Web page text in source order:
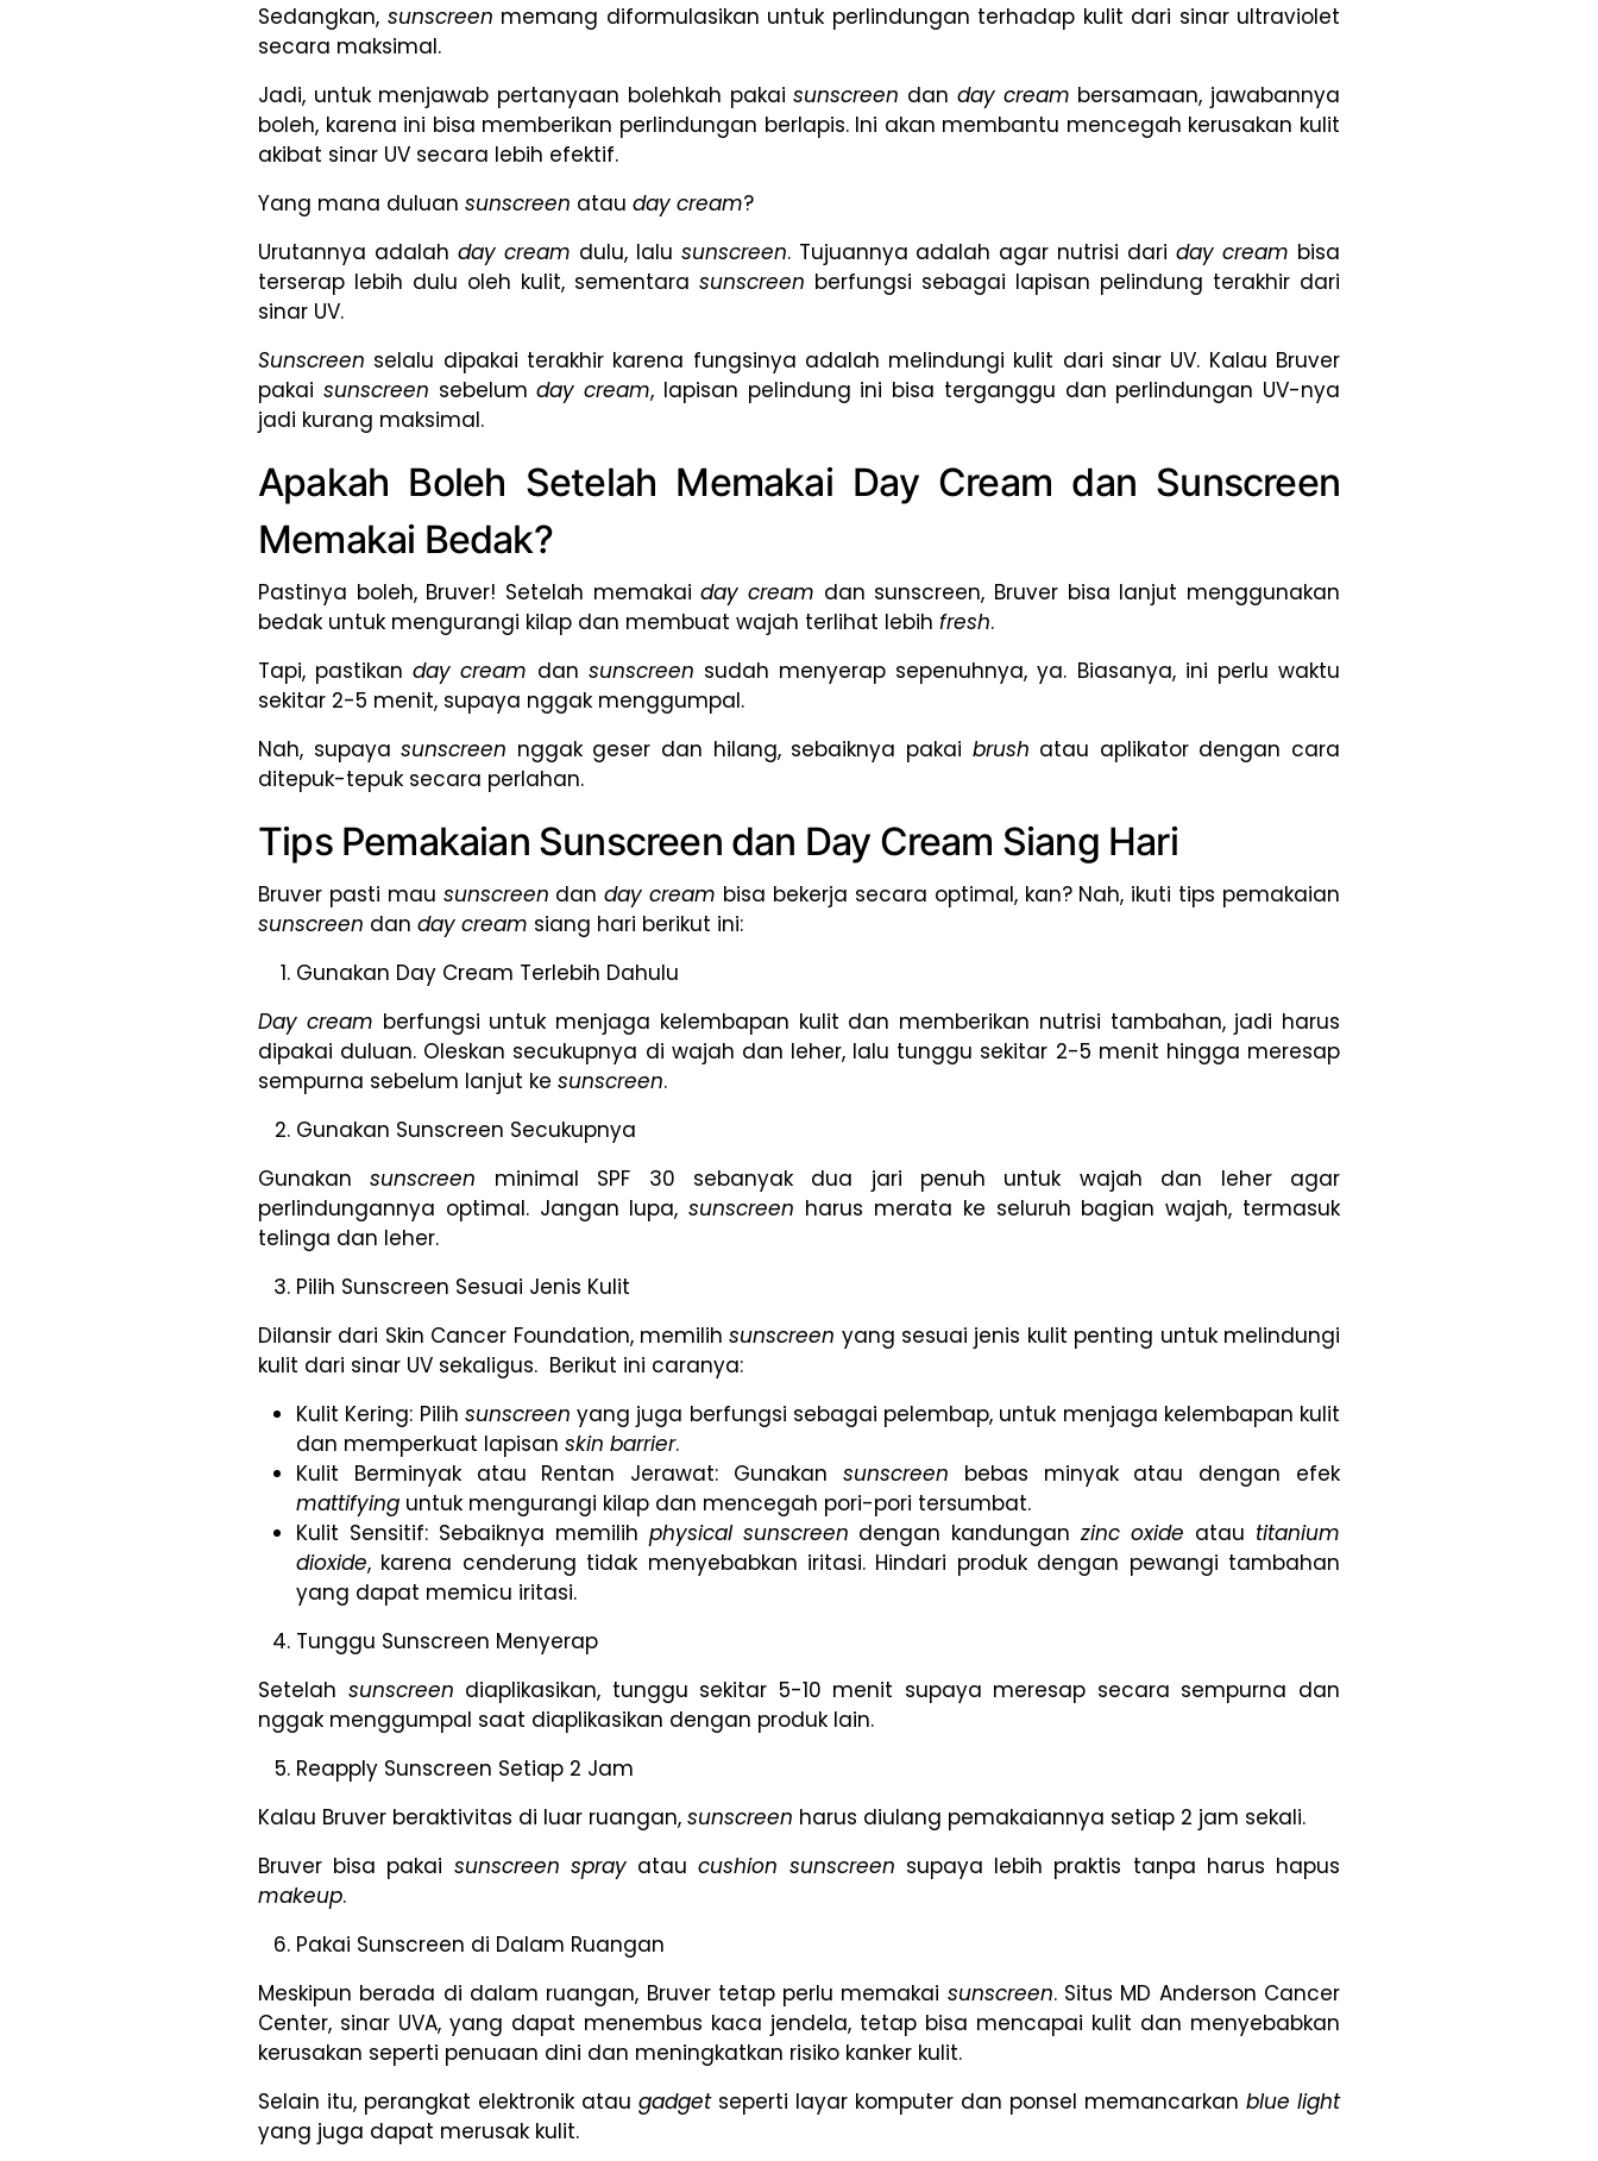
Sedangkan, sunscreen memang diformulasikan untuk perlindungan terhadap kulit dari sinar ultraviolet
secara maksimal.
Jadi, untuk menjawab pertanyaan bolehkah pakaisunscreen dan day cream bersamaan, jawabannya
boleh, karena ini bisa memberikan perlindungan berlapis. Ini akan membantu mencegah kerusakan kulit
akibat sinar UV secara lebih efektif.
Yang mana duluan sunscreen atau day cream?
Urutannya adalah day cream dulu, lalu sunscreen. Tujuannya adalah agar nutrisi dariday cream bisa
terserap lebih dulu oleh kulit, sementara sunscreen berfungsi sebagai lapisan pelindung terakhir dari
sinar UV.
Sunscreen selalu dipakai terakhir karena fungsinya adalah melindungi kulit dari sinar UV. Kalau Bruver
pakai sunscreen sebelumday cream, lapisan pelindung ini bisa terganggu dan perlindungan UV-nya
jadi kurang maksimal.
Apakah Boleh Setelah Memakai Day Cream dan Sunscreen
Memakai Bedak?
Pastinya boleh, Bruver! Setelah memakaiday cream dan sunscreen, Bruver bisa lanjut menggunakan
bedak untuk mengurangi kilap dan membuat wajah terlihat lebih fresh.
Tapi, pastikanday cream dan sunscreen sudah menyerap sepenuhnya, ya. Biasanya, ini perlu waktu
sekitar 2-5 menit, supaya nggak menggumpal.
Nah, supayasunscreen nggak geser dan hilang, sebaiknya pakai brush atau aplikator dengan cara
ditepuk-tepuk secara perlahan.
Tips Pemakaian Sunscreen dan Day Cream Siang Hari
Bruver pasti mau sunscreen danday cream bisa bekerja secara optimal, kan? Nah, ikuti tips pemakaian
sunscreen dan day cream siang hari berikut ini:
Gunakan Day Cream Terlebih Dahulu
Day cream berfungsi untuk menjaga kelembapan kulit dan memberikan nutrisi tambahan, jadi harus
dipakai duluan. Oleskan secukupnya di wajah dan leher, lalu tunggu sekitar 2-5 menit hingga meresap
sempurna sebelum lanjut ke sunscreen.
Gunakan Sunscreen Secukupnya
Gunakansunscreen minimal SPF 30 sebanyak dua jari penuh untuk wajah dan leher agar
perlindungannya optimal. Jangan lupa,sunscreen harus merata ke seluruh bagian wajah, termasuk
telinga dan leher.
Pilih Sunscreen Sesuai Jenis Kulit
Dilansir dari Skin Cancer Foundation, memilihsunscreen yang sesuai jenis kulit penting untuk melindungi
kulit dari sinar UV sekaligus. Berikut ini caranya:
Kulit Kering: Pilih sunscreen yang juga berfungsi sebagai pelembap, untuk menjaga kelembapan kulit
dan memperkuat lapisan skin barrier.
Kulit Berminyak atau Rentan Jerawat: Gunakan sunscreen bebas minyak atau dengan efek
mattifying untuk mengurangi kilap dan mencegah pori-pori tersumbat.
Kulit Sensitif: Sebaiknya memilih physical sunscreen dengan kandunganzinc oxide atau titanium
dioxide, karena cenderung tidak menyebabkan iritasi. Hindari produk dengan pewangi tambahan
yang dapat memicu iritasi.
Tunggu Sunscreen Menyerap
Setelah sunscreen diaplikasikan, tunggu sekitar 5-10 menit supaya meresap secara sempurna dan
nggak menggumpal saat diaplikasikan dengan produk lain.
Reapply Sunscreen Setiap 2 Jam
Kalau Bruver beraktivitas di luar ruangan, sunscreen harus diulang pemakaiannya setiap 2 jam sekali.
Bruver bisa pakai sunscreen sprayataucushion sunscreen supaya lebih praktis tanpa harus hapus
makeup.
Pakai Sunscreen di Dalam Ruangan
Meskipun berada di dalam ruangan, Bruver tetap perlu memakai sunscreen. Situs MD Anderson Cancer
Center, sinar UVA, yang dapat menembus kaca jendela, tetap bisa mencapai kulit dan menyebabkan
kerusakan seperti penuaan dini dan meningkatkan risiko kanker kulit.
Selain itu, perangkat elektronik atau gadget seperti layar komputer dan ponsel memancarkan blue light
yang juga dapat merusak kulit.